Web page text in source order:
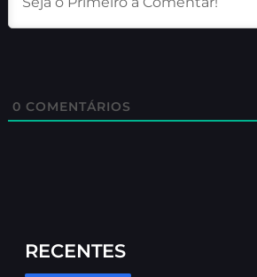
0 COMENTÁRIOS
RECENTES